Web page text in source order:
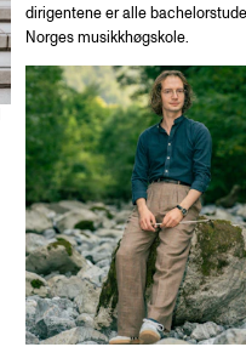
dirigentene er alle
Norges musikkhøgskole.